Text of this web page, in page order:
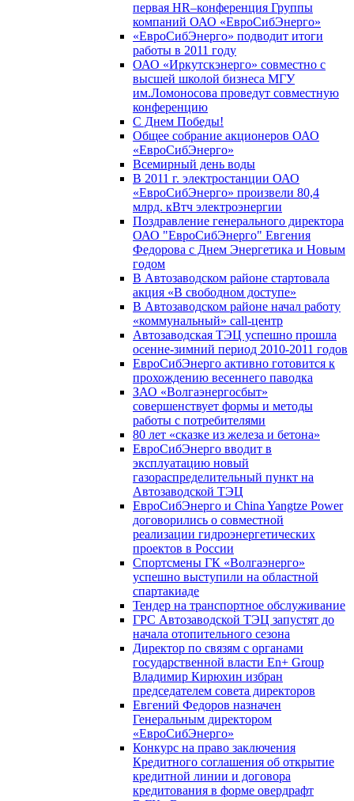
первая HR–конференция Группы
компаний ОАО «ЕвроСибЭнерго»
«ЕвроСибЭнерго» подводит итоги
работы в 2011 году
ОАО «Иркутскэнерго» совместно с
высшей школой бизнеса МГУ
им.Ломоносова проведут совместную
конференцию
С Днем Победы!
Общее собрание акционеров ОАО
«ЕвроСибЭнерго»
Всемирный день воды
В 2011 г. электростанции ОАО
«ЕвроСибЭнерго» произвели 80,4
млрд. кВтч электроэнергии
Поздравление генерального директора
ОАО "ЕвроСибЭнерго" Евгения
Федорова с Днем Энергетика и Новым
годом
В Автозаводском районе стартовала
акция «В свободном доступе»
В Автозаводском районе начал работу
«коммунальный» call-центр
Автозаводская ТЭЦ успешно прошла
осенне-зимний период 2010-2011 годов
ЕвроСибЭнерго активно готовится к
прохождению весеннего паводка
ЗАО «Волгаэнергосбыт»
совершенствует формы и методы
работы с потребителями
80 лет «сказке из железа и бетона»
ЕвроСибЭнерго вводит в
эксплуатацию новый
газораспределительный пункт на
Автозаводской ТЭЦ
ЕвроСибЭнерго и China Yangtze Power
договорились о совместной
реализации гидроэнергетических
проектов в России
Спортсмены ГК «Волгаэнерго»
успешно выступили на областной
спартакиаде
Тендер на транспортное обслуживание
ГРС Автозаводской ТЭЦ запустят до
начала отопительного сезона
Директор по связям с органами
государственной власти En+ Group
Владимир Кирюхин избран
председателем совета директоров
Евгений Федоров назначен
Генеральным директором
«ЕвроСибЭнерго»
Конкурс на право заключения
Кредитного соглашения об открытие
кредитной линии и договора
кредитования в форме овердрафт